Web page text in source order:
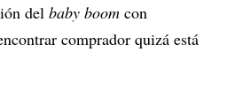
del baby boom con
comprador quizá está